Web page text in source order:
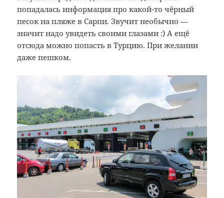
попадалась информация про какой-то чёрный
песок на пляже в Сарпи. Звучит необычно —
значит надо увидеть своими глазами :) А ещё
отсюда можно попасть в Турцию. При желании
даже пешком.